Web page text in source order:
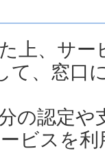
上、サ
、窓口
の認定
ビスを